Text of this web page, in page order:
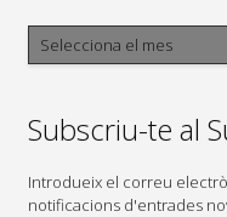
Arxius
Subscriu-te al
Introdueix el correu
notificacions d'entrades